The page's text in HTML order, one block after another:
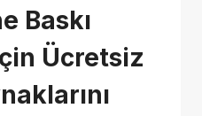
Baskı
Ücretsiz